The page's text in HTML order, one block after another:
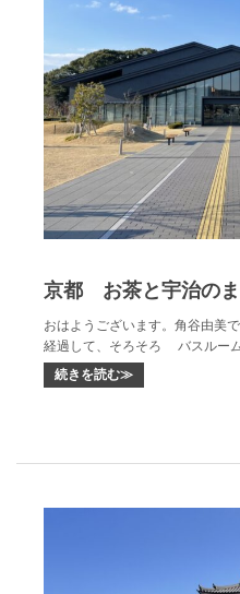
京都 お茶と宇治の
おはようございます。角谷由
経過して、そろそろ バスルー
続きを読む≫